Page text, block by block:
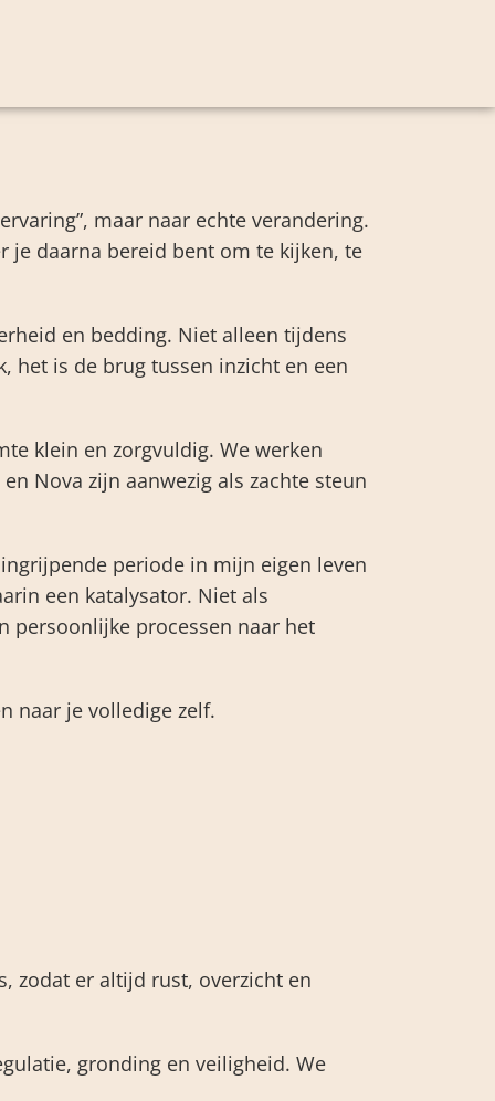
maar naar echte verandering.
je daarna bereid bent om te kijken, te
en bedding. Niet alleen tijdens
het is de brug tussen inzicht en een
klein en zorgvuldig. We werken
Nova zijn aanwezig als zachte steun
periode in mijn eigen leven
een katalysator. Niet als
persoonlijke processen naar het
naar je volledige zelf.
zodat er altijd rust, overzicht en
gronding en veiligheid. We